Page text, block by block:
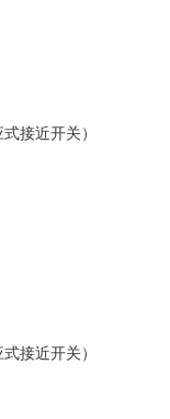
接近开关）
接近开关）